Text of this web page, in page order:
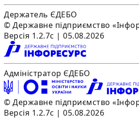
Держатель ЄДЕБО
© Державне підприємство
Версія 1.2.7c | 05.08.2026
Адміністратор ЄДЕБО
© Державне підприємство
Версія 1.2.7c | 05.08.2026